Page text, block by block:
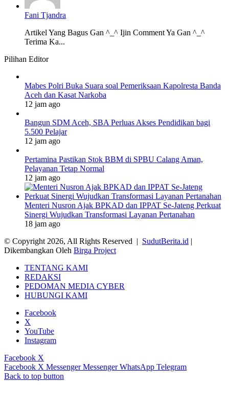
Fani Tjandra
Artikel Yang Bagus Gan ^_^ Ijin Comment Ya Gan ^_^
Terima Ka...
Pilihan Editor
Mabes Polri Buka Suara soal Pemeriksaan Kapolresta Banda
Aceh dan Kasat Narkoba
12 jam ago
Bangun SDM Aceh, SBA Perluas Akses Pendidikan bagi
5.500 Pelajar
12 jam ago
Pertamina Pastikan Stok BBM di SPBU Calang Aman,
Pelayanan Tetap Normal
12 jam ago
Menteri Nusron Ajak BPKAD dan IPPAT Se-Jateng Perkuat
Sinergi Wujudkan Transformasi Layanan Pertanahan
18 jam ago
© Copyright 2026, All Rights Reserved | SudutBerita.id |
Dikembangkan Oleh Birga Project
TENTANG KAMI
REDAKSI
PEDOMAN MEDIA CYBER
HUBUNGI KAMI
Facebook
X
YouTube
Instagram
Facebook X
Facebook X Messenger Messenger WhatsApp Telegram
Back to top button